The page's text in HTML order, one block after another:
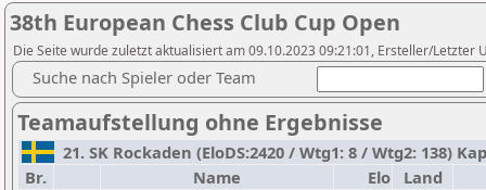
38th European Chess Club Cup Open
Die Seite wurde zuletzt aktualisiert am 09.10.2023 09:21:01, Ersteller/Letzter
Suche nach Spieler oder Team
Teamaufstellung ohne Ergebnisse
21. SK Rockaden (EloDS:2420 / Wtg1: 8 / Wtg2: 138)
Br.
Name Elo
Land